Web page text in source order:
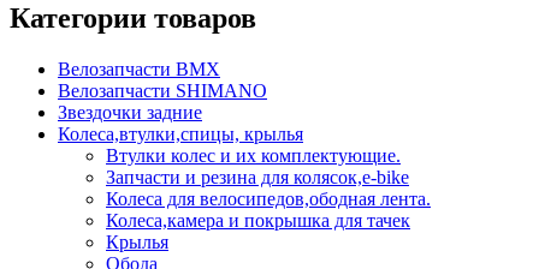
Категории товаров
Велозапчасти BMX
Велозапчасти SHIMANO
Звездочки задние
Колеса,втулки,спицы, крылья
Втулки колес и их комплектующие.
Запчасти и резина для колясок,e-bike
Колеса для велосипедов,ободная лента.
Колеса,камера и покрышка для тачек
Крылья
Обода